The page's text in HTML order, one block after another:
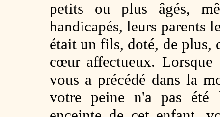
petits ou plus âgés,
handicapés, leurs parents
était un fils, doté, de plus,
cœur affectueux.
vous a précédé dans la
votre peine n'a pas été